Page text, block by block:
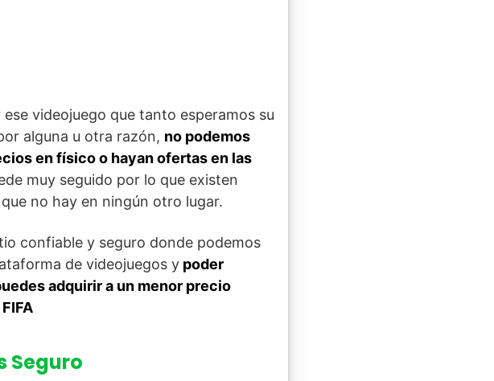
videojuego que tanto esperamos su
alguna u otra razón, no podemos
en físico o hayan ofertas en las
muy seguido por lo que existen
no hay en ningún otro lugar.
confiable y seguro donde podemos
de videojuegos y poder
adquirir a un menor precio
Seguro